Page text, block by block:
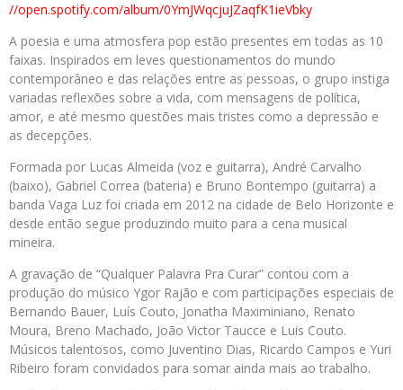
//open.spotify.com/album/0YmJWqcjuJZaqfK1ieVbky
A poesia e uma atmosfera pop estão presentes em todas as 10
faixas. Inspirados em leves questionamentos do mundo
contemporâneo e das relações entre as pessoas, o grupo instiga
variadas reflexões sobre a vida, com mensagens de política,
amor, e até mesmo questões mais tristes como a depressão e
as decepções.
Formada por Lucas Almeida (voz e guitarra), André Carvalho
(baixo), Gabriel Correa (bateria) e Bruno Bontempo (guitarra) a
banda Vaga Luz foi criada em 2012 na cidade de Belo Horizonte e
desde então segue produzindo muito para a cena musical
mineira.
A gravação de “Qualquer Palavra Pra Curar” contou com a
produção do músico Ygor Rajão e com participações especiais de
Bernando Bauer, Luís Couto, Jonatha Maximiniano, Renato
Moura, Breno Machado, João Victor Taucce e Luis Couto.
Músicos talentosos, como Juventino Dias, Ricardo Campos e Yuri
Ribeiro foram convidados para somar ainda mais ao trabalho.